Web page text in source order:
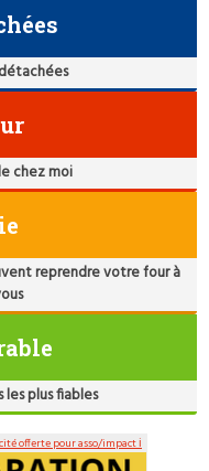
chez moi
reprendre votre four à
plus fiables
offerte pour asso/impact ℹ